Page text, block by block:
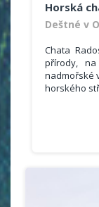
Horská
Deštné v
Chata
přírody,
nadmořské
horského
vybavené
vaření) a
jídelna
satelit,